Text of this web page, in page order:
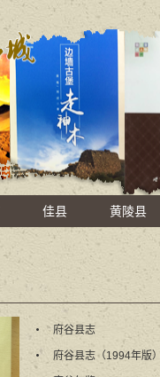
佳县 黄陵县
府谷县志
府谷县志（1994年版）